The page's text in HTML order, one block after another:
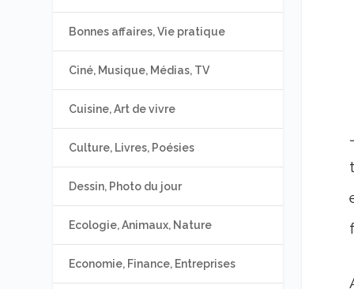
Bonnes affaires, Vie pratique
Ciné, Musique, Médias, TV
Cuisine, Art de vivre
Culture, Livres, Poésies
Dessin, Photo du jour
Ecologie, Animaux, Nature
Economie, Finance, Entreprises